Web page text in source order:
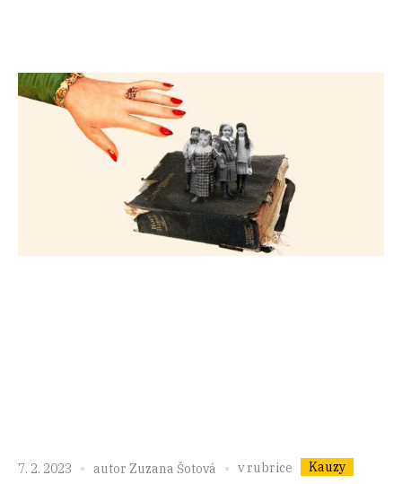
7. 2. 2023 autor Zuzana Šotová v rubrice Kauzy